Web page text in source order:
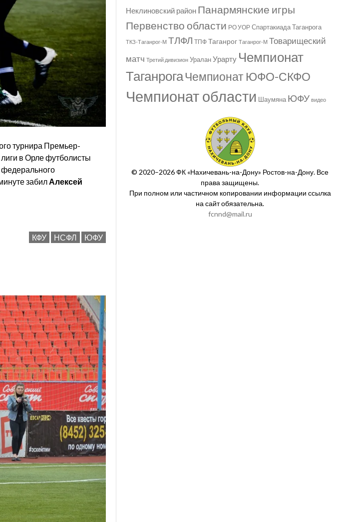
турнира Премьер-
в Орле футболисты
забилАлексей
КФУ НСФЛ ЮФУ
Неклиновский район Панармянские игры
Первенство области РО УОР Спартакиада Таганрога
ТКЗ-Таганрог-М ТЛФЛ ТПФ Таганрог Таганрог-М Товарищеский
матч Третий дивизион УраланУрарту Чемпионат
ТаганрогаЧемпионат ЮФО-СКФО
Чемпионат области Шаумяна ЮФУ видео
© 2020–2026 ФК «Нахичевань-на-Дону» Ростов-на-Дону. Все
права защищены.
При полном или частичном копировании информации ссылка
на сайт обязательна.
fcnnd@mail.ru